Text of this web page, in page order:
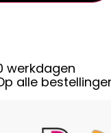
werkdagen
alle